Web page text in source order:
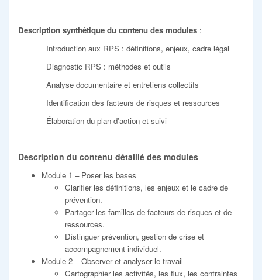
Description synthétique du contenu des modules :
Introduction aux RPS : définitions, enjeux, cadre légal
Diagnostic RPS : méthodes et outils
Analyse documentaire et entretiens collectifs
Identification des facteurs de risques et ressources
Élaboration du plan d'action et suivi
Description du contenu détaillé des modules
Module 1 – Poser les bases
Clarifier les définitions, les enjeux et le cadre de
prévention.
Partager les familles de facteurs de risques et de
ressources.
Distinguer prévention, gestion de crise et
accompagnement individuel.
Module 2 – Observer et analyser le travail
Cartographier les activités, les flux, les contraintes